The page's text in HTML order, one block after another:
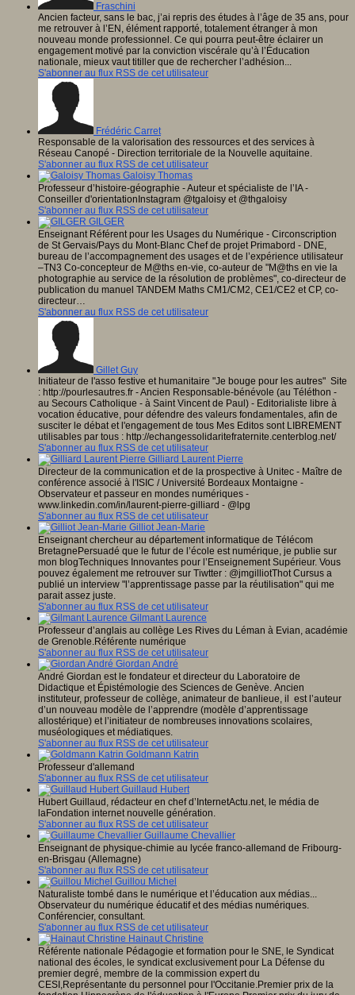
Fraschini
Ancien facteur, sans le bac, j’ai repris des études à l’âge de 35 ans, pour
me retrouver à l’EN, élément rapporté, totalement étranger à mon
nouveau monde professionnel. Ce qui pourra peut-être éclairer un
engagement motivé par la conviction viscérale qu’à l’Éducation
nationale, mieux vaut titiller que de rechercher l’adhésion...
S'abonner au flux RSS de cet utilisateur
Frédéric Carret
Responsable de la valorisation des ressources et des services à
Réseau Canopé - Direction territoriale de la Nouvelle aquitaine.
S'abonner au flux RSS de cet utilisateur
Galoisy Thomas
Professeur d’histoire-géographie - Auteur et spécialiste de l’IA -
Conseiller d'orientationInstagram @tgaloisy et @thgaloisy
S'abonner au flux RSS de cet utilisateur
GILGER
Enseignant Référent pour les Usages du Numérique - Circonscription
de St Gervais/Pays du Mont-Blanc Chef de projet Primabord - DNE,
bureau de l’accompagnement des usages et de l’expérience utilisateur
–TN3 Co-concepteur de M@ths en-vie, co-auteur de "M@ths en vie la
photographie au service de la résolution de problèmes", co-directeur de
publication du manuel TANDEM Maths CM1/CM2, CE1/CE2 et CP, co-
directeur…
S'abonner au flux RSS de cet utilisateur
Gillet Guy
Initiateur de l'asso festive et humanitaire "Je bouge pour les autres" Site
: http://pourlesautres.fr - Ancien Responsable-bénévole (au Téléthon -
au Secours Catholique - à Saint Vincent de Paul) - Editorialiste libre à
vocation éducative, pour défendre des valeurs fondamentales, afin de
susciter le débat et l'engagement de tous Mes Editos sont LIBREMENT
utilisables par tous : http://echangessolidaritefraternite.centerblog.net/
S'abonner au flux RSS de cet utilisateur
Gilliard Laurent Pierre
Directeur de la communication et de la prospective à Unitec - Maître de
conférence associé à l'ISIC / Université Bordeaux Montaigne -
Observateur et passeur en mondes numériques -
www.linkedin.com/in/laurent-pierre-gilliard - @lpg
S'abonner au flux RSS de cet utilisateur
Gilliot Jean-Marie
Enseignant chercheur au département informatique de Télécom
BretagnePersuadé que le futur de l’école est numérique, je publie sur
mon blogTechniques Innovantes pour l’Enseignement Supérieur. Vous
pouvez également me retrouver sur Tiwtter : @jmgilliotThot Cursus a
publié un interview "l’apprentissage passe par la réutilisation" qui me
parait assez juste.
S'abonner au flux RSS de cet utilisateur
Gilmant Laurence
Professeur d’anglais au collège Les Rives du Léman à Evian, académie
de Grenoble.Référente numérique
S'abonner au flux RSS de cet utilisateur
Giordan André
André Giordan est le fondateur et directeur du Laboratoire de
Didactique et Épistémologie des Sciences de Genève. Ancien
instituteur, professeur de collège, animateur de banlieue, il est l’auteur
d’un nouveau modèle de l’apprendre (modèle d’apprentissage
allostérique) et l’initiateur de nombreuses innovations scolaires,
muséologiques et médiatiques.
S'abonner au flux RSS de cet utilisateur
Goldmann Katrin
Professeur d'allemand
S'abonner au flux RSS de cet utilisateur
Guillaud Hubert
Hubert Guillaud, rédacteur en chef d’InternetActu.net, le média de
laFondation internet nouvelle génération.
S'abonner au flux RSS de cet utilisateur
Guillaume Chevallier
Enseignant de physique-chimie au lycée franco-allemand de Fribourg-
en-Brisgau (Allemagne)
S'abonner au flux RSS de cet utilisateur
Guillou Michel
Naturaliste tombé dans le numérique et l’éducation aux médias...
Observateur du numérique éducatif et des médias numériques.
Conférencier, consultant.
S'abonner au flux RSS de cet utilisateur
Hainaut Christine
Référente nationale Pédagogie et formation pour le SNE, le Syndicat
national des écoles, le syndicat exclusivement pour La Défense du
premier degré, membre de la commission expert du
CESI,Représentante du personnel pour l'Occitanie.Premier prix de la